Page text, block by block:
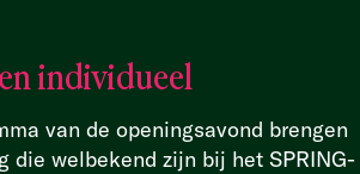
individueel
van de openingsavond brengen
die welbekend zijn bij het SPRING-